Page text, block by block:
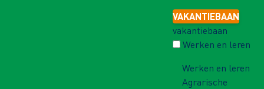
VAKANTIEBAAN
vakantiebaan
Werken en leren
Werken en leren
Agrarische